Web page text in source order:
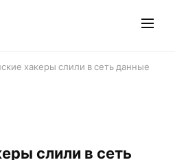
хакеры слили в сеть данные
слили в сеть